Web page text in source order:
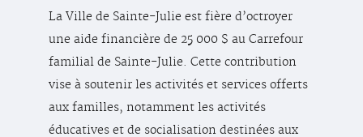
La Ville de Sainte-Julie est fière d’octroyer
une aide financière de 25 000 $ au Carrefour
familial de Sainte-Julie. Cette contribution
vise à soutenir les activités et services offerts
aux familles, notamment les activités
éducatives et de socialisation destinées aux